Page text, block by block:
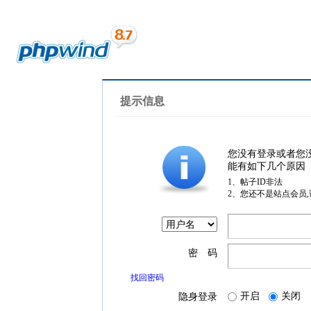
提示信息
您没有登录或者您
能有如下几个原因
1、帖子ID非法
2、您还不是站点会员
密 码
找回密码
隐身登录 开启 关闭